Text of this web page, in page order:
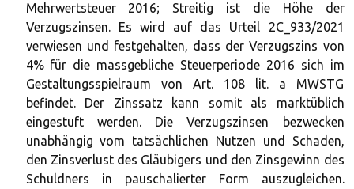
Mehrwertsteuer 2016; Streitig ist die Höhe der
Verzugszinsen. Es wird auf das Urteil 2C_933/2021
verwiesen und festgehalten, dass der Verzugszins von
4% für die massgebliche Steuerperiode 2016 sich im
Gestaltungsspielraum von Art. 108 lit. a MWSTG
befindet. Der Zinssatz kann somit als marktüblich
eingestuft werden. Die Verzugszinsen bezwecken
unabhängig vom tatsächlichen Nutzen und Schaden,
den Zinsverlust des Gläubigers und den Zinsgewinn des
Schuldners in pauschalierter Form auszugleichen.